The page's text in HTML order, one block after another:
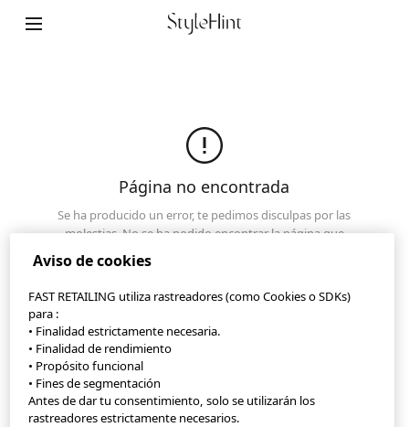
Mapa de la página web
Configuración de cookies
©FAST RETAILING CO., LTD.
Página no encontrada
Se ha producido un error, te pedimos disculpas por las
molestias. No se ha podido encontrar la página que
haz clic en las otras páginas.
Aviso de cookies
FAST RETAILING utiliza rastreadores (como Cookies o SDKs)
para :
• Finalidad estrictamente necesaria.
• Finalidad de rendimiento
• Propósito funcional
• Fines de segmentación
Antes de dar tu consentimiento, solo se utilizarán los
rastreadores estrictamente necesarios.